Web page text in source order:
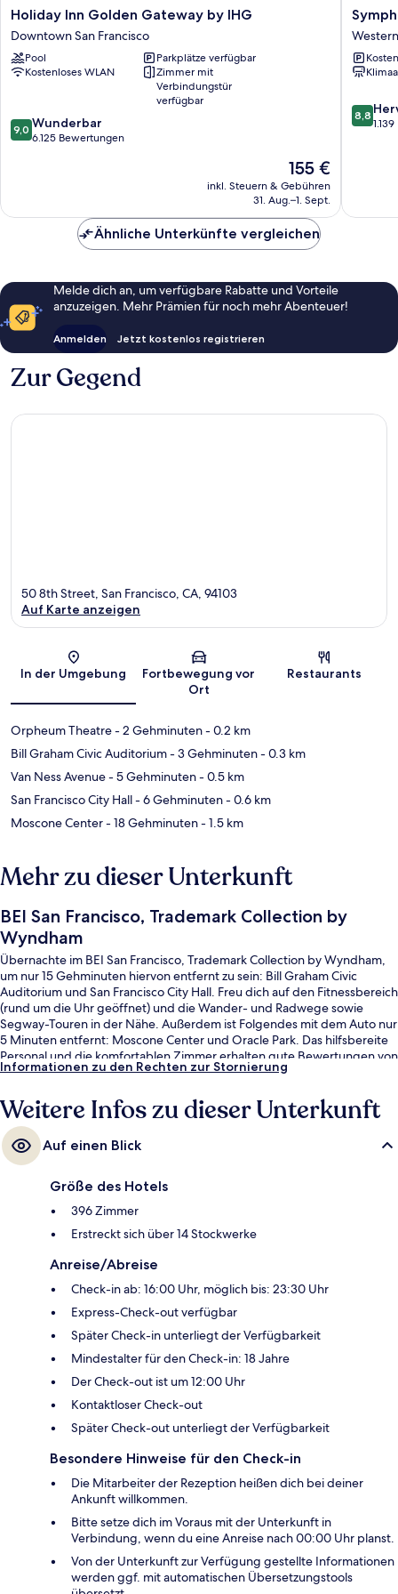
Holiday
Inn
Golden
Gateway
by
San
Francisco
Holiday Inn Golden Gateway by IHG
Downtown San Francisco
Pool
Parkplätze verfügbar
Kostenloses WLAN
Zimmer mit
Verbindungstür
verfügbar
9.0
von
9,0 Wunderbar
6.125 Bewertungen
Der
Preis
beträgt
155 €
inkl. Steuern & Gebühren
31. Aug.–1. Sept.
Inn
Western
Addition
8.8
von
8,8
Ähnliche Unterkünfte vergleichen
Melde dich an, um verfügbare Rabatte und Vorteile
anzuzeigen. Mehr Prämien für noch mehr Abenteuer!
Anmelden Jetzt kostenlos registrieren
Zur Gegend
Karte
50 8th Street, San Francisco, CA, 94103
Auf Karte anzeigen
In der Umgebung
Fortbewegung vor
Ort
Restaurants
Orpheum Theatre- 2 Gehminuten- 0.2 km
Bill Graham Civic Auditorium- 3 Gehminuten- 0.3 km
Van Ness Avenue- 5 Gehminuten- 0.5 km
San Francisco City Hall- 6 Gehminuten- 0.6 km
Moscone Center- 18 Gehminuten- 1.5 km
Mehr zu dieser Unterkunft
BEI San Francisco, Trademark Collection by
Wyndham
Übernachte im BEI San Francisco, Trademark Collection by Wyndham,
um nur 15 Gehminuten hiervon entfernt zu sein: Bill Graham Civic
Auditorium und San Francisco City Hall. Freu dich auf den Fitnessbereich
(rund um die Uhr geöffnet) und die Wander- und Radwege sowie
Segway-Touren in der Nähe. Außerdem ist Folgendes mit dem Auto nur
5 Minuten entfernt: Moscone Center und Oracle Park. Das hilfsbereite
Personal und die komfortablen Zimmer erhalten gute Bewertungen von
anderen Reisenden. Die Unterkunft ist nur einen kurzen Fußmarsch von
Market St & 8th St und Station Market St & Hyde St) sind es nur wenige
Schritte.
Informationen zu den Rechten zur Stornierung
Weitere Infos zu dieser Unterkunft
Auf einen Blick
Größe des Hotels
396 Zimmer
Erstreckt sich über 14 Stockwerke
Anreise/Abreise
Check-in ab: 16:00 Uhr, möglich bis: 23:30 Uhr
Express-Check-out verfügbar
Später Check-in unterliegt der Verfügbarkeit
Mindestalter für den Check-in: 18 Jahre
Der Check-out ist um 12:00 Uhr
Kontaktloser Check-out
Später Check-out unterliegt der Verfügbarkeit
Besondere Hinweise für den Check-in
Die Mitarbeiter der Rezeption heißen dich bei deiner
Ankunft willkommen.
Bitte setze dich im Voraus mit der Unterkunft in
Verbindung, wenn du eine Anreise nach 00:00 Uhr planst.
Von der Unterkunft zur Verfügung gestellte Informationen
werden ggf. mit automatischen Übersetzungstools